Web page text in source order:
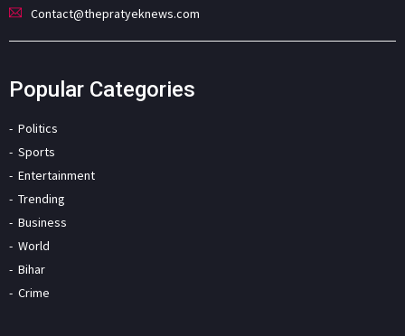
Contact@thepratyeknews.com
Popular Categories
Politics
Sports
Entertainment
Trending
Business
World
Bihar
Crime